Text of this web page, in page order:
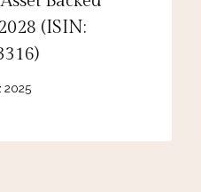
(ISIN:
2025